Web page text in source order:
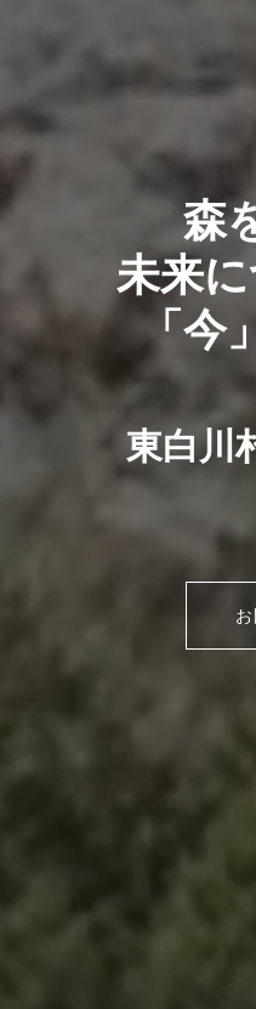
森
未来
「今
東白川